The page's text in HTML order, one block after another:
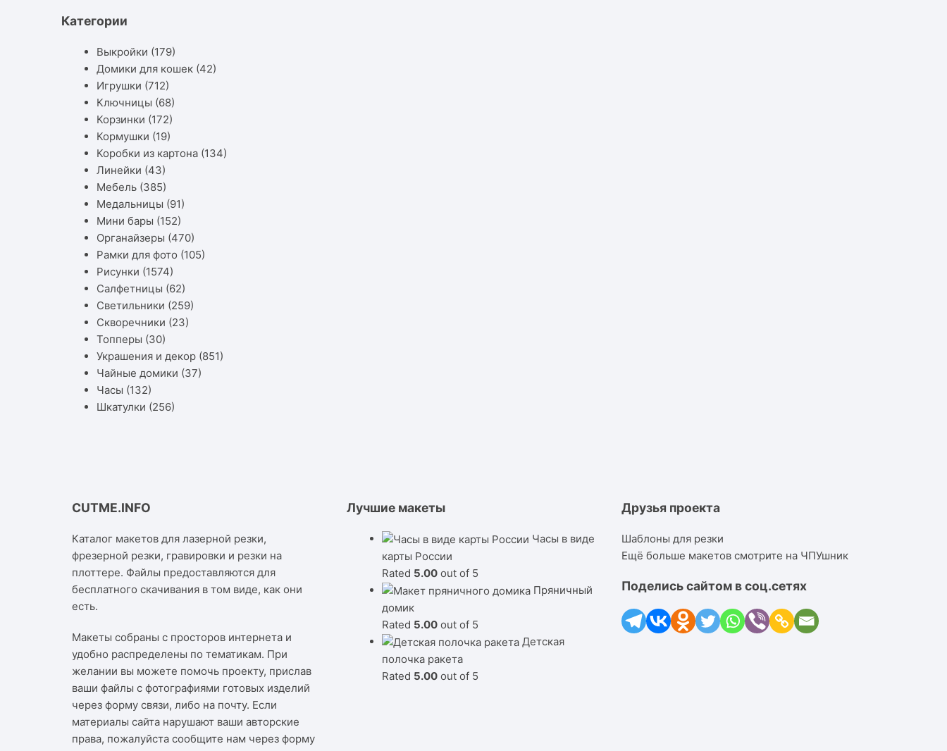
Категории
Выкройки (179)
Домики для кошек (42)
Игрушки (712)
Ключницы (68)
Корзинки (172)
Кормушки (19)
Коробки из картона (134)
Линейки (43)
Мебель (385)
Медальницы (91)
Мини бары (152)
Органайзеры (470)
Рамки для фото (105)
Рисунки (1574)
Салфетницы (62)
Светильники (259)
Скворечники (23)
Топперы (30)
Украшения и декор (851)
Чайные домики (37)
Часы (132)
Шкатулки (256)
CUTME.INFO
Каталог макетов для лазерной резки,
фрезерной резки, гравировки и резки на
плоттере. Файлы предоставляются для
бесплатного скачивания в том виде, как они
есть.
Макеты собраны с просторов интернета и
удобно распределены по тематикам. При
желании вы можете помочь проекту, прислав
ваши файлы с фотографиями готовых изделий
через форму связи, либо на почту. Если
материалы сайта нарушают ваши авторские
права, пожалуйста сообщите нам через форму
Лучшие макеты
Часы в виде
карты России
Rated 5.00out of 5
Пряничный
домик
Rated 5.00out of 5
Детская
полочка ракета
Rated 5.00out of 5
Друзья проекта
Шаблоны для резки
Ещё больше макетов смотрите на ЧПУшник
Поделись сайтом в соц.сетях